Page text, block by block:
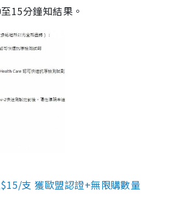
15分鐘知結果。
支 獲歐盟認證+無限購數量